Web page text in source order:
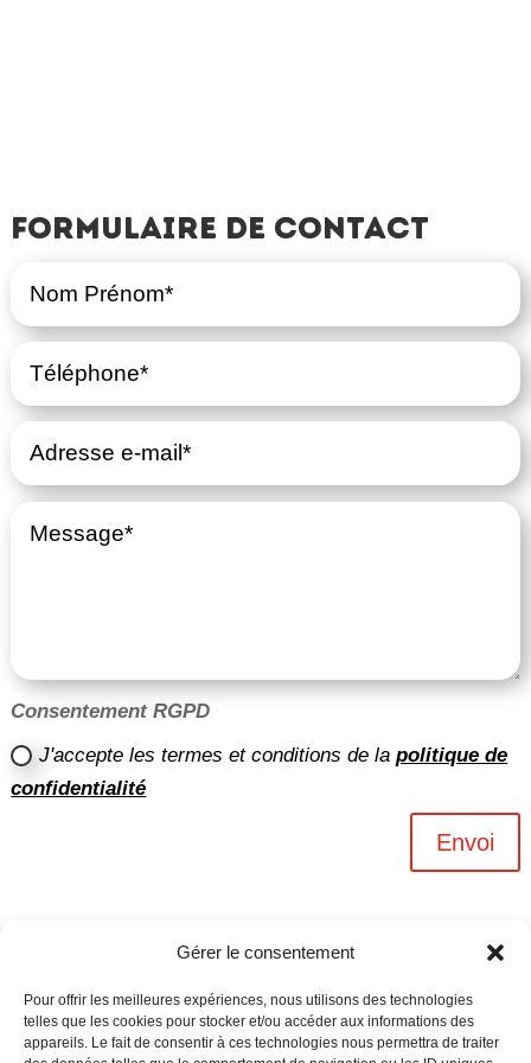
Gérer le consentement
Pour offrir les meilleures expériences, nous utilisons des technologies
telles que les cookies pour stocker et/ou accéder aux informations des
appareils. Le fait de consentir à ces technologies nous permettra de traiter
Formulaire de contact
Consentement RGPD
J'accepte les termes et conditions de lapolitique de
confidentialité
Envoi